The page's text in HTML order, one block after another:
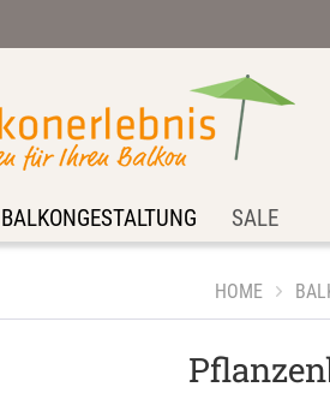
BALKONGESTALTUNG SALE
HOME